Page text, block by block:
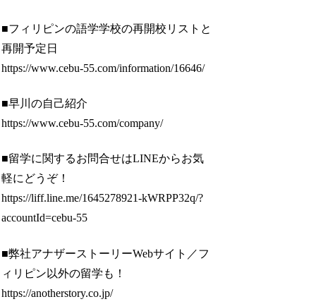
■フィリピンの語学学校の再開校リストと
再開予定日
https://www.cebu-55.com/information/16646/
■早川の自己紹介
https://www.cebu-55.com/company/
■留学に関するお問合せはLINEからお気
軽にどうぞ！
https://liff.line.me/1645278921-kWRPP32q/?
accountId=cebu-55
■弊社アナザーストーリーWebサイト／フ
ィリピン以外の留学も！
https://anotherstory.co.jp/